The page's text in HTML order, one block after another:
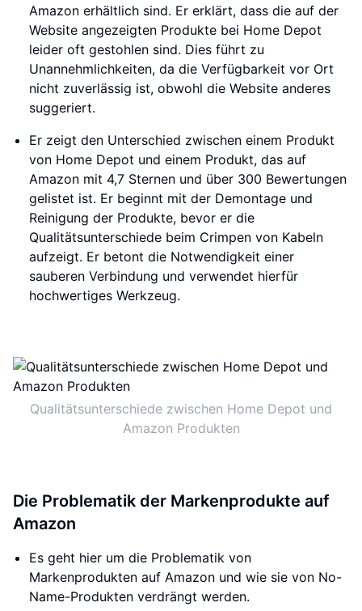
Amazon erhältlich sind. Er erklärt, dass die auf der
Website angezeigten Produkte bei Home Depot
leider oft gestohlen sind. Dies führt zu
Unannehmlichkeiten, da die Verfügbarkeit vor Ort
nicht zuverlässig ist, obwohl die Website anderes
suggeriert.
Er zeigt den Unterschied zwischen einem Produkt
von Home Depot und einem Produkt, das auf
Amazon mit 4,7 Sternen und über 300 Bewertungen
gelistet ist. Er beginnt mit der Demontage und
Reinigung der Produkte, bevor er die
Qualitätsunterschiede beim Crimpen von Kabeln
aufzeigt. Er betont die Notwendigkeit einer
sauberen Verbindung und verwendet hierfür
hochwertiges Werkzeug.
Qualitätsunterschiede zwischen Home Depot und
Amazon Produkten
Die Problematik der Markenprodukte auf
Amazon
Es geht hier um die Problematik von
Markenprodukten auf Amazon und wie sie von No-
Name-Produkten verdrängt werden.